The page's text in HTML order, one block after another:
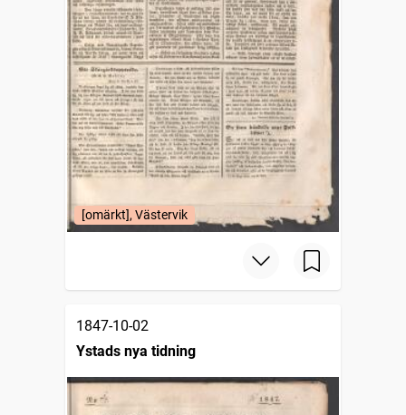
[omärkt], Västervik
1847-10-02
Ystads nya tidning